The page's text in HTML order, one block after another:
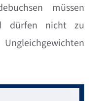
müssen
dürfen nicht zu